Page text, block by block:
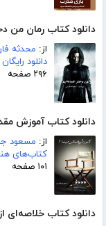
دانلود کتاب رمان من
از: محدثه
دانلود
۲۹۶ صفحه
دانلود کتاب آموزش
از: مسعود
کتاب‌های
۱۰۱ صفحه
دانلود کتاب